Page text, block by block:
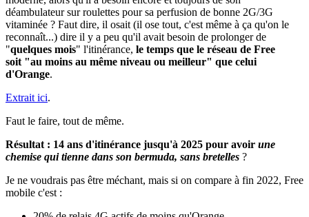
déambulateur sur roulettes pour sa perfusion de bonne 2G/3G
vitaminée ? Faut dire, il osait (il ose tout, c'est même à ça qu'on le
reconnaît...) dire il y a peu qu'il avait besoin de prolonger de
"quelques mois" l'itinérance, le temps que le réseau de Free
soit "au moins au même niveau ou meilleur" que celui
d'Orange.
Extrait ici.
Faut le faire, tout de même.
Résultat : 14 ans d'itinérance jusqu'à 2025 pour avoir une
chemise qui tienne dans son bermuda, sans bretelles ?
Je ne voudrais pas être méchant, mais si on compare à fin 2022, Free
mobile c'est :